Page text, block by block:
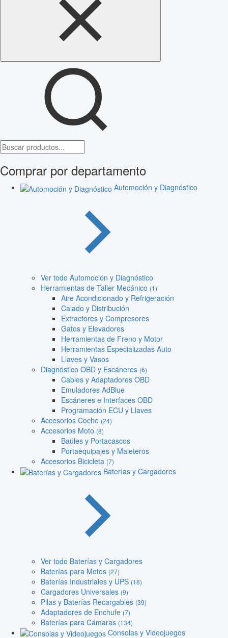
Comprar por departamento
Automoción y Diagnóstico
Ver todo Automoción y Diagnóstico
Herramientas de Taller Mecánico (1)
Aire Acondicionado y Refrigeración
Calado y Distribución
Extractores y Compresores
Gatos y Elevadores
Herramientas de Freno y Motor
Herramientas Especializadas Auto
Llaves y Vasos
Diagnóstico OBD y Escáneres (6)
Cables y Adaptadores OBD
Emuladores AdBlue
Escáneres e Interfaces OBD
Programación ECU y Llaves
Accesorios Coche (24)
Accesorios Moto (8)
Baúles y Portacascos
Portaequipajes y Maleteros
Accesorios Bicicleta (7)
Baterías y Cargadores
Ver todo Baterías y Cargadores
Baterías para Motos (27)
Baterías Industriales y UPS (18)
Cargadores Universales (9)
Pilas y Baterías Recargables (39)
Adaptadores de Enchufe (7)
Baterías para Cámaras (134)
Consolas y Videojuegos